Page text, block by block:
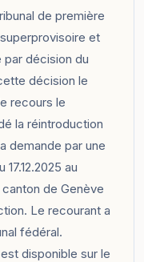
de première
et
décision du
décision le
recours le
la réintroduction
demande par une
au
de Genève
Le recourant a
fédéral.
disponible sur le